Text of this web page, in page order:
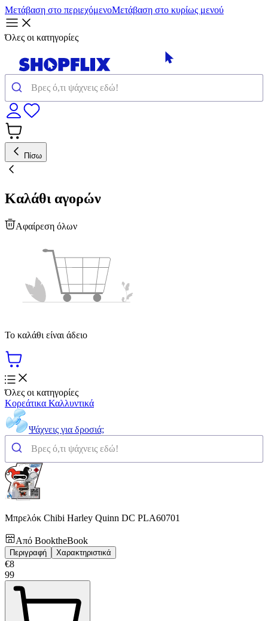
Μετάβαση στο περιεχόμενοΜετάβαση στο κυρίως μενού
Όλες οι κατηγορίες
Πίσω
Καλάθι αγορών
Αφαίρεση όλων
Το καλάθι είναι άδειο
Όλες οι κατηγορίες
Κορεάτικα Καλλυντικά
Ψάχνεις για δροσιά;
Μπρελόκ Chibi Harley Quinn DC PLA60701
Από BooktheBook
Περιγραφή Χαρακτηριστικά
€8
99